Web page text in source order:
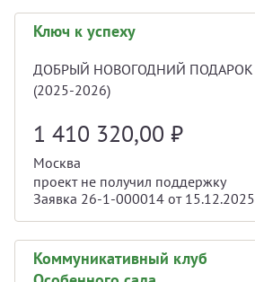
Ключ к успеху
ДОБРЫЙ НОВОГОДНИЙ ПОДАРОК
(2025-2026)
1 410 320,00 ₽
Москва
проект не получил поддержку
Заявка 26-1-000014 от 15.12.2025
Коммуникативный клуб